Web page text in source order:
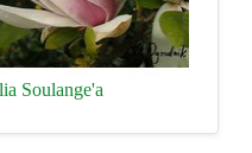
Soulange'a